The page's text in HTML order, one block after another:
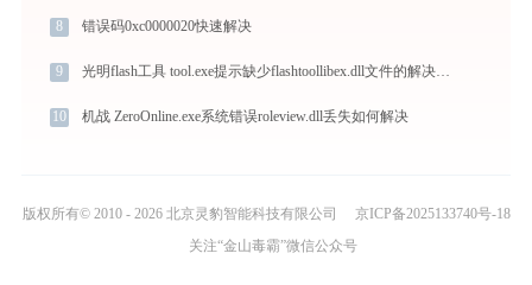
8 错误码0xc0000020快速解决
9 光明flash工具 tool.exe提示缺少flashtoollibex.dll文件的解决办法
10 机战 ZeroOnline.exe系统错误roleview.dll丢失如何解决
版权所有© 2010 - 2026 北京灵豹智能科技有限公司
京ICP备2025133740号-18
关注“金山毒霸”微信公众号